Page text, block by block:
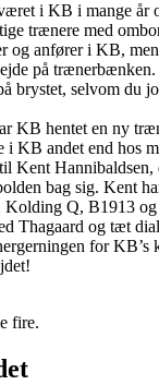
i KB i mange år
trænere med
og anfører i KB,
på
brystet, selvom du
KB hentet en ny
i KB andet end hos
Kent Hannibaldsen,
bag sig. Kent
Q, B1913 og
Thagaard og tæt
for KB’s
fire.